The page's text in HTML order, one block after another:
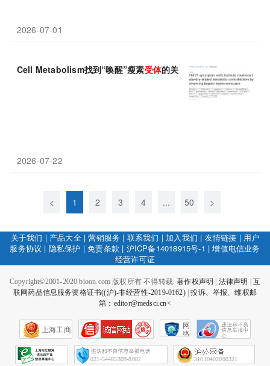
2026-07-01
Cell Metabolism找到“唤醒”瘦素受体的关键开关
2026-07-22
< 1 2 3 4 ... 50 >
关于我们 | 产品大全|营销服务 | 联系我们 | 加入我们 | 友情链接 | 用户
服务协议 | 隐私保护 |免责条款 | 沪ICP备14018915号-1 |增值电信业务
经营许可证
Copyright©2001-2020 bioon.com 版权所有 不得转载.著作权声明 法律声明
互
联网药品信息服务资格证书((沪)-非经营性-2019-0162)|投诉、举报、维权邮
箱：editor@medsci.cn<
上海工商
网
络
会
征
021-54485309-8082 31010402000321